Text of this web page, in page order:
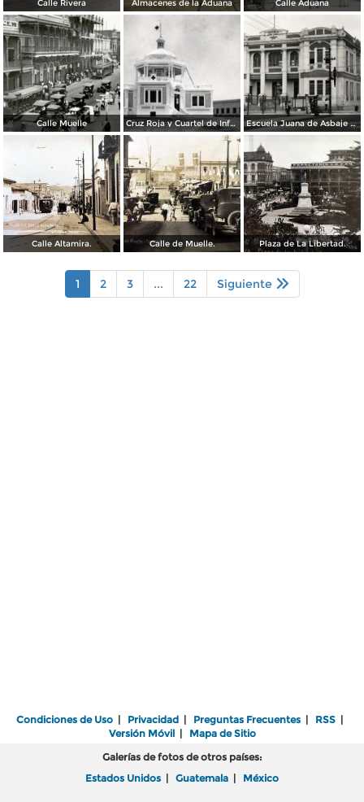
Calle Rivera Almacenes de la Aduana Calle Aduana
Calle Muelle Cruz Roja y Cuartel de Infantería Escuela Juana de Asbaje y Ramírez
Calle Altamira. Calle de Muelle. Plaza de La Libertad.
1 2 3 ... 22 Siguiente
Condiciones de Uso | Privacidad | Preguntas Frecuentes | RSS |
Versión Móvil| Mapa de Sitio
Galerías de fotos de otros países:
Estados Unidos | Guatemala | México